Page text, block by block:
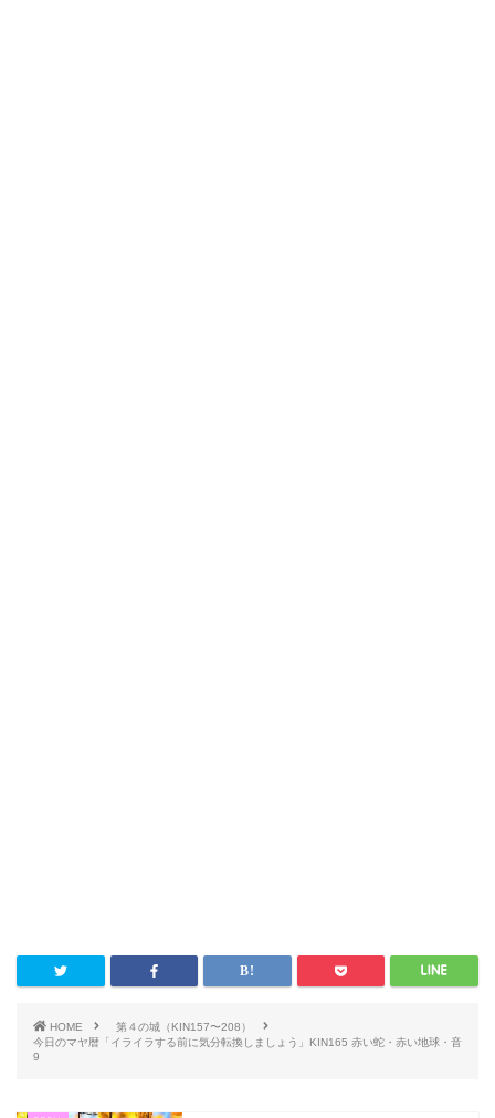
HOME
第４の城（KIN157〜208）
今日のマヤ暦「イライラする前に気分転換しましょう」KIN165 赤い蛇・赤い地球・音
9